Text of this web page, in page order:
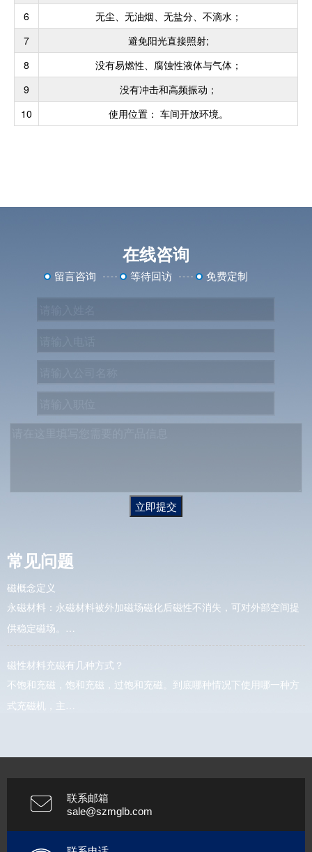
6
无尘、无油烟、无盐分、不滴水；
7
避免阳光直接照射;
8
没有易燃性、腐蚀性液体与气体；
9
没有冲击和高频振动；
10
使用位置： 车间开放环境。
在线咨询
留言咨询 等待回访 免费定制
立即提交
常见问题
磁概念定义
永磁材料：永磁材料被外加磁场磁化后磁性不消失，可对外部空间提
供稳定磁场。…
磁性材料充磁有几种方式？
不饱和充磁，饱和充磁，过饱和充磁。到底哪种情况下使用哪一种方
式充磁机，主…
联系邮箱
sale@szmglb.com